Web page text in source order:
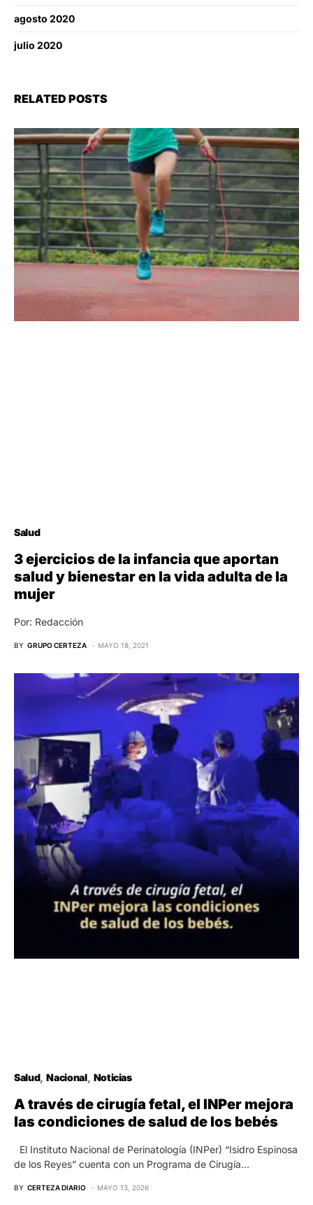
agosto 2020
julio 2020
RELATED POSTS
Salud
3 ejercicios de la infancia que aportan
salud y bienestar en la vida adulta de la
mujer
Por: Redacción
BY GRUPO CERTEZA MAYO 18, 2021
Salud Nacional Noticias
A través de cirugía fetal, el INPer mejora
las condiciones de salud de los bebés
El Instituto Nacional de Perinatología (INPer) “Isidro Espinosa
de los Reyes” cuenta con un Programa de Cirugía…
BY CERTEZA DIARIO MAYO 13, 2026